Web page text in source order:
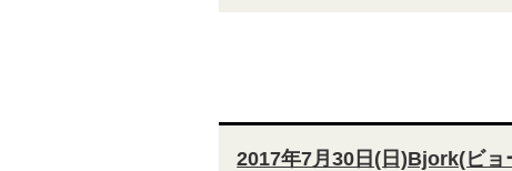
2017年7月30日(日)Bjork(ビョ